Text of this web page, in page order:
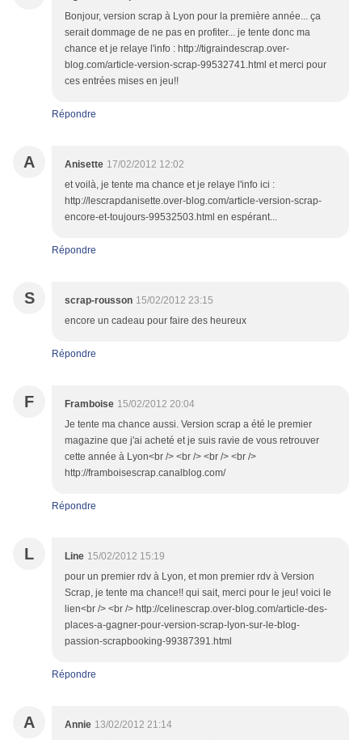
Bonjour, version scrap à Lyon pour la première année... ça
serait dommage de ne pas en profiter... je tente donc ma
chance et je relaye l'info : http://tigraindescrap.over-
blog.com/article-version-scrap-99532741.html et merci pour
ces entrées mises en jeu!!
Répondre
A Anisette 17/02/2012 12:02
et voilà, je tente ma chance et je relaye l'info ici :
http://lescrapdanisette.over-blog.com/article-version-scrap-
encore-et-toujours-99532503.html en espérant...
Répondre
S scrap-rousson 15/02/2012 23:15
encore un cadeau pour faire des heureux
Répondre
F Framboise 15/02/2012 20:04
Je tente ma chance aussi. Version scrap a été le premier
magazine que j'ai acheté et je suis ravie de vous retrouver
cette année à Lyon<br /> <br /> <br /> <br />
http://framboisescrap.canalblog.com/
Répondre
L Line 15/02/2012 15:19
pour un premier rdv à Lyon, et mon premier rdv à Version
Scrap, je tente ma chance!! qui sait, merci pour le jeu! voici le
lien<br /> <br /> http://celinescrap.over-blog.com/article-des-
places-a-gagner-pour-version-scrap-lyon-sur-le-blog-
passion-scrapbooking-99387391.html
Répondre
A Annie 13/02/2012 21:14